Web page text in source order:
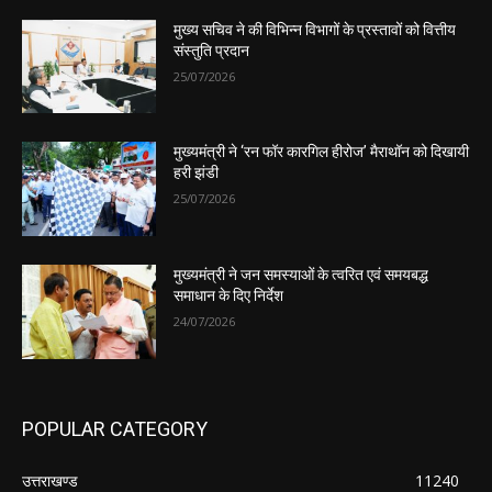
मुख्य सचिव ने की विभिन्न विभागों के प्रस्तावों को वित्तीय
संस्तुति प्रदान
25/07/2026
मुख्यमंत्री ने ‘रन फॉर कारगिल हीरोज’ मैराथॉन को दिखायी
हरी झंडी
25/07/2026
मुख्यमंत्री ने जन समस्याओं के त्वरित एवं समयबद्ध
समाधान के दिए निर्देश
24/07/2026
POPULAR CATEGORY
उत्तराखण्ड
11240